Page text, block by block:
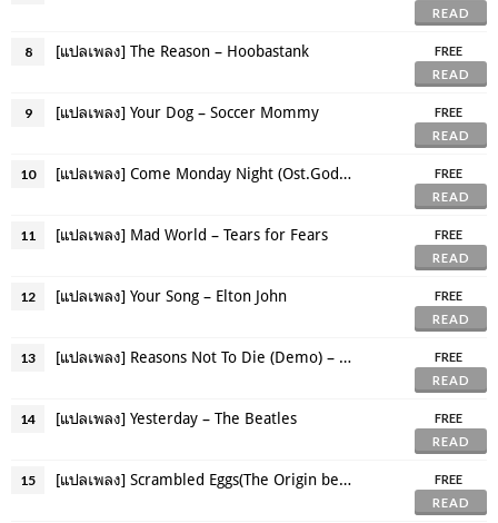
READ
8 [แปลเพลง] The Reason – Hoobastank
FREE
READ
9 [แปลเพลง] Your Dog – Soccer Mommy
FREE
READ
10 [แปลเพลง] Come Monday Night (Ost.God Help The Girl) – Emily Browning
FREE
READ
11 [แปลเพลง] Mad World – Tears for Fears
FREE
READ
12 [แปลเพลง] Your Song – Elton John
FREE
READ
13 [แปลเพลง] Reasons Not To Die (Demo) – Ryn Weaver
FREE
READ
14 [แปลเพลง] Yesterday – The Beatles
FREE
READ
15 [แปลเพลง] Scrambled Eggs(The Origin before Yesterday) – Lennon-McCartney
FREE
READ